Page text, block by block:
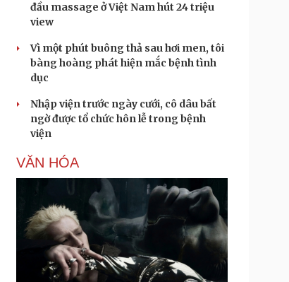
đầu massage ở Việt Nam hút 24 triệu
view
Vì một phút buông thả sau hơi men, tôi
bàng hoàng phát hiện mắc bệnh tình
dục
Nhập viện trước ngày cưới, cô dâu bất
ngờ được tổ chức hôn lễ trong bệnh
viện
VĂN HÓA